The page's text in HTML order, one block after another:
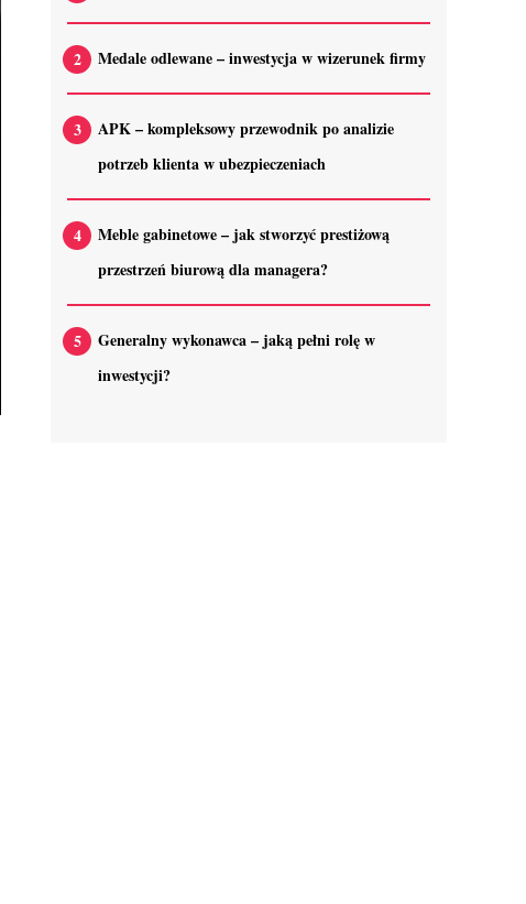
Medale odlewane – inwestycja w wizerunek firmy
APK – kompleksowy przewodnik po analizie
potrzeb klienta w ubezpieczeniach
Meble gabinetowe – jak stworzyć prestiżową
przestrzeń biurową dla managera?
Generalny wykonawca – jaką pełni rolę w
inwestycji?